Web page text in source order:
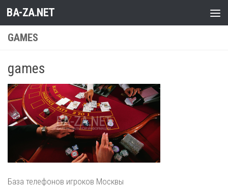
Перейти к содержимому
BA-ZA.NET
GAMES
games
База телефонов игроков Москвы